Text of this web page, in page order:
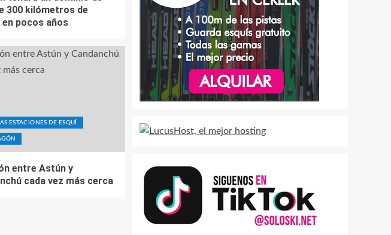
300 kilómetros de
pocos años
ESTACIONES DE ESQUÍ
entre Astún y
cada vez más cerca